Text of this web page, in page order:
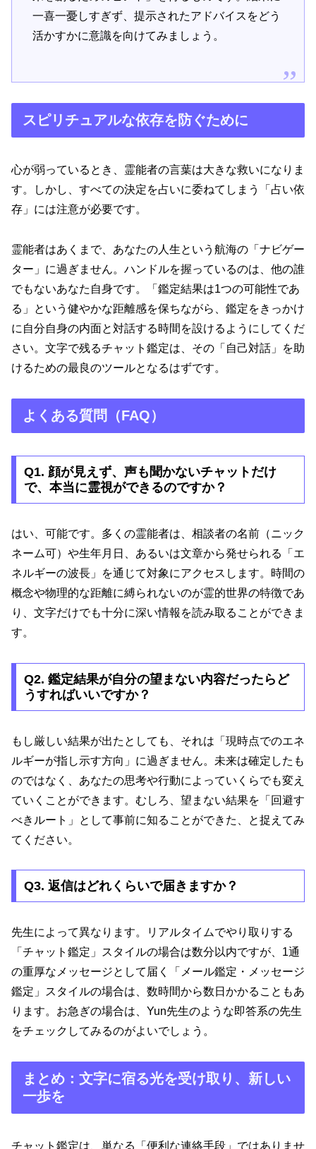
一喜一憂しすぎず、提示されたアドバイスをどう
活かすかに意識を向けてみましょう。
スピリチュアルな依存を防ぐために
心が弱っているとき、霊能者の言葉は大きな救いになりま
す。しかし、すべての決定を占いに委ねてしまう「占い依
存」には注意が必要です。
霊能者はあくまで、あなたの人生という航海の「ナビゲー
ター」に過ぎません。ハンドルを握っているのは、他の誰
でもないあなた自身です。「鑑定結果は1つの可能性であ
る」という健やかな距離感を保ちながら、鑑定をきっかけ
に自分自身の内面と対話する時間を設けるようにしてくだ
さい。文字で残るチャット鑑定は、その「自己対話」を助
けるための最良のツールとなるはずです。
よくある質問（FAQ）
Q1. 顔が見えず、声も聞かないチャットだけ
で、本当に霊視ができるのですか？
はい、可能です。多くの霊能者は、相談者の名前（ニック
ネーム可）や生年月日、あるいは文章から発せられる「エ
ネルギーの波長」を通じて対象にアクセスします。時間の
概念や物理的な距離に縛られないのが霊的世界の特徴であ
り、文字だけでも十分に深い情報を読み取ることができま
す。
Q2. 鑑定結果が自分の望まない内容だったらど
うすればいいですか？
もし厳しい結果が出たとしても、それは「現時点でのエネ
ルギーが指し示す方向」に過ぎません。未来は確定したも
のではなく、あなたの思考や行動によっていくらでも変え
ていくことができます。むしろ、望まない結果を「回避す
べきルート」として事前に知ることができた、と捉えてみ
てください。
Q3. 返信はどれくらいで届きますか？
先生によって異なります。リアルタイムでやり取りする
「チャット鑑定」スタイルの場合は数分以内ですが、1通
の重厚なメッセージとして届く「メール鑑定・メッセージ
鑑定」スタイルの場合は、数時間から数日かかることもあ
ります。お急ぎの場合は、Yun先生のような即答系の先生
をチェックしてみるのがよいでしょう。
まとめ：文字に宿る光を受け取り、新しい
一歩を
チャット鑑定は、単なる「便利な連絡手段」ではありませ